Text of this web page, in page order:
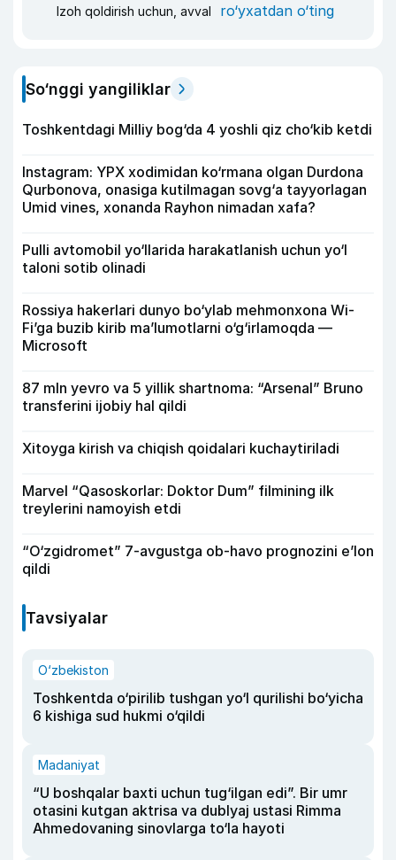
Izoh qoldirish uchun, avval ro‘yxatdan o‘ting
So‘nggi yangiliklar
Toshkentdagi Milliy bog‘da 4 yoshli qiz cho‘kib ketdi
Instagram: YPX xodimidan ko‘rmana olgan Durdona
Qurbonova, onasiga kutilmagan sovg‘a tayyorlagan
Umid vines, xonanda Rayhon nimadan xafa?
Pulli avtomobil yo‘llarida harakatlanish uchun yo‘l
taloni sotib olinadi
Rossiya hakerlari dunyo bo‘ylab mehmonxona Wi-
Fi’ga buzib kirib ma’lumotlarni o‘g‘irlamoqda —
Microsoft
87 mln yevro va 5 yillik shartnoma: “Arsenal” Bruno
transferini ijobiy hal qildi
Xitoyga kirish va chiqish qoidalari kuchaytiriladi
Marvel “Qasoskorlar: Doktor Dum” filmining ilk
treylerini namoyish etdi
“O‘zgidromet” 7-avgustga ob-havo prognozini e’lon
qildi
Tavsiyalar
O‘zbekiston
Toshkentda o‘pirilib tushgan yo‘l qurilishi bo‘yicha
6 kishiga sud hukmi o‘qildi
Madaniyat
“U boshqalar baxti uchun tug‘ilgan edi”. Bir umr
otasini kutgan aktrisa va dublyaj ustasi Rimma
Ahmedovaning sinovlarga to‘la hayoti